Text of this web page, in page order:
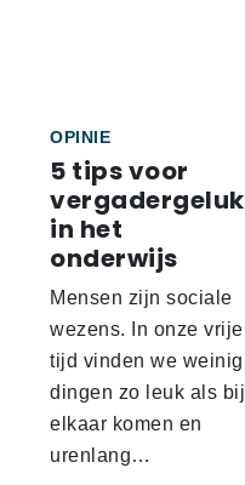
OPINIE
5 tips voor
vergadergeluk
in het
onderwijs
Mensen zijn sociale
wezens. In onze vrije
tijd vinden we weinig
dingen zo leuk als bij
elkaar komen en
urenlang…